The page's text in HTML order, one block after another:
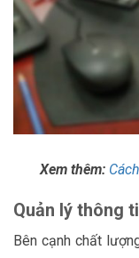
Xem thêm:
Quản lý thông
Bên cạnh chất